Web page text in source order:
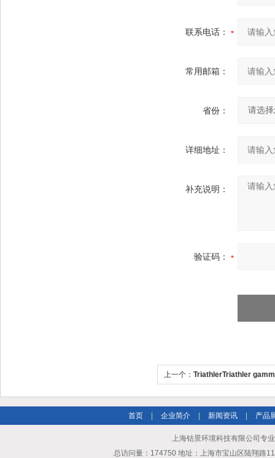
联系电话：
常用邮箱：
省份：
详细地址：
补充说明：
验证码：
上一个： TriathlerTriathler
首页 企业简介 新闻资讯 产品
上海钴景环境科技有限公司专
总访问量：174750 地址：上海市宝山区陆翔路